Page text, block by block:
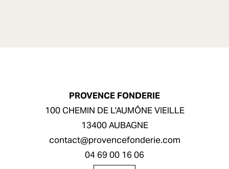
PROVENCE FONDERIE
100 CHEMIN DE L'AUMÔNE VIEILLE
13400 AUBAGNE
contact@provencefonderie.com
04 69 00 16 06